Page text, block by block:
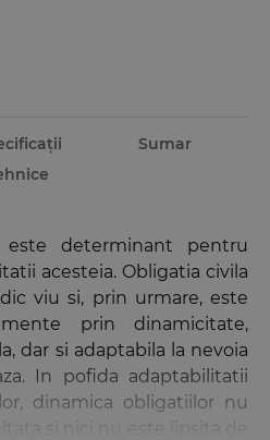
Sumar
determinant pentru
acesteia. Obligatia civila
viu si, prin urmare, este
prin dinamicitate,
dar si adaptabila la nevoia
In pofida adaptabilitatii
dinamica obligatiilor nu